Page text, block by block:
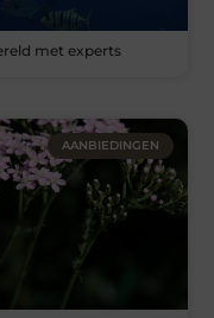
met experts
AANBIEDINGEN